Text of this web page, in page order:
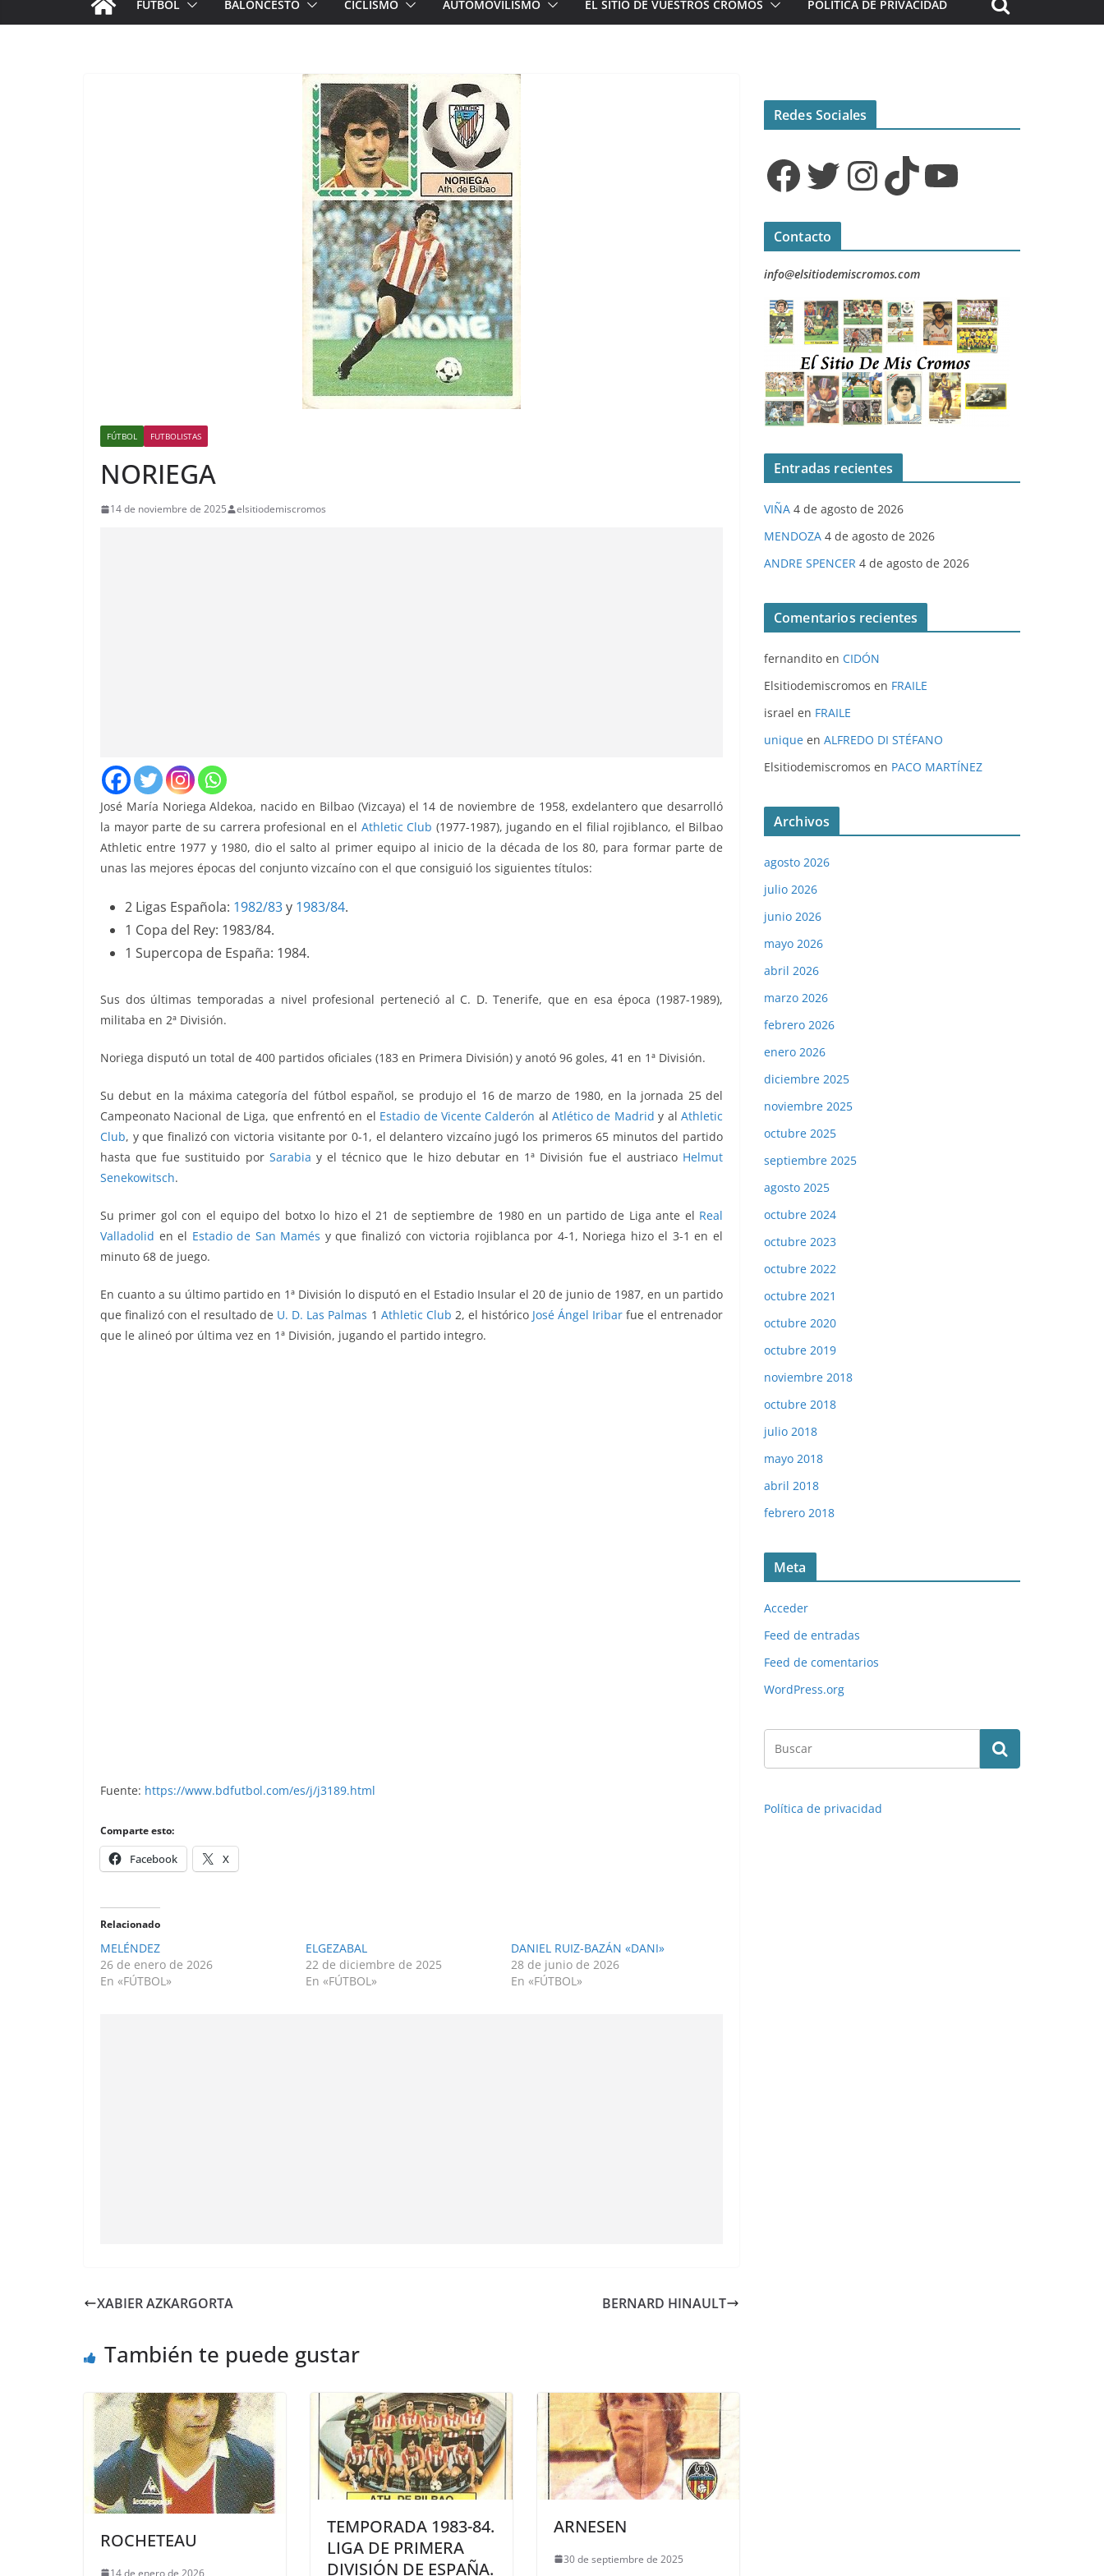
FÚTBOL BALONCESTO CICLISMO AUTOMOVILISMO EL SITIO DE VUESTROS CROMOS POLÍTICA DE PRIVACIDAD
FÚTBOL FUTBOLISTAS
NORIEGA
14 de noviembre de 2025 elsitiodemiscromos
José María Noriega Aldekoa, nacido en Bilbao (Vizcaya) el 14 de noviembre de 1958, exdelantero que desarrolló
la mayor parte de su carrera profesional en el Athletic Club (1977-1987), jugando en el filial rojiblanco, el Bilbao
Athletic entre 1977 y 1980, dio el salto al primer equipo al inicio de la década de los 80, para formar parte de
unas las mejores épocas del conjunto vizcaíno con el que consiguió los siguientes títulos:
2 Ligas Española: 1982/83y 1983/84.
1 Copa del Rey: 1983/84.
1 Supercopa de España: 1984.
Sus dos últimas temporadas a nivel profesional perteneció al C. D. Tenerife, que en esa época (1987-1989),
militaba en 2ª División.
Noriega disputó un total de 400 partidos oficiales (183 en Primera División) y anotó 96 goles, 41 en 1ª División.
Su debut en la máxima categoría del fútbol español, se produjo el 16 de marzo de 1980, en la jornada 25 del
Campeonato Nacional de Liga, que enfrentóen el Estadio de Vicente Calderón alAtlético de Madrid y alAthletic
Club, y que finalizó con victoria visitante por 0-1, el delantero vizcaíno jugó los primeros 65 minutos del partido
hasta que fue sustituido por Sarabia y el técnico que le hizo debutar en 1ª División fue el austriaco Helmut
Senekowitsch.
Su primer gol con el equipo del botxo lo hizo el 21 de septiembre de 1980 en un partido de Liga ante el Real
Valladolid en el Estadio de San Mamés y que finalizó con victoria rojiblanca por 4-1, Noriega hizo el 3-1 en el
minuto 68 de juego.
En cuanto a su último partido en 1ª División lo disputó en el Estadio Insular el 20 de junio de 1987, en un partido
que finalizó con el resultado de U. D. Las Palmas 1 Athletic Club 2, el históricoJosé Ángel Iribarfue el entrenador
que le alineó por última vez en 1ª División, jugando el partido integro.
Liga 84-85. Noriega (Ath. Bilbao). Ediciones Este.
Fuente: https://www.bdfutbol.com/es/j/j3189.html
Comparte esto:
Facebook X
Relacionado
MELÉNDEZ
26 de enero de 2026
En «FÚTBOL»
ELGEZABAL
22 de diciembre de 2025
En «FÚTBOL»
DANIEL RUIZ-BAZÁN «DANI»
28 de junio de 2026
En «FÚTBOL»
XABIER AZKARGORTA BERNARD HINAULT
También te puede gustar
ROCHETEAU
14 de enero de 2026
TEMPORADA 1983-84.
LIGA DE PRIMERA
DIVISIÓN DE ESPAÑA.
ARNESEN
30 de septiembre de 2025
Redes Sociales
Facebook Twitter InstagramTikTok YouTube
Contacto
info@elsitiodemiscromos.com
Entradas recientes
VIÑA 4 de agosto de 2026
MENDOZA 4 de agosto de 2026
ANDRE SPENCER 4 de agosto de 2026
Comentarios recientes
fernandito en CIDÓN
Elsitiodemiscromos en FRAILE
israel en FRAILE
unique en ALFREDO DI STÉFANO
Elsitiodemiscromos en PACO MARTÍNEZ
Archivos
agosto 2026
julio 2026
junio 2026
mayo 2026
abril 2026
marzo 2026
febrero 2026
enero 2026
diciembre 2025
noviembre 2025
octubre 2025
septiembre 2025
agosto 2025
octubre 2024
octubre 2023
octubre 2022
octubre 2021
octubre 2020
octubre 2019
noviembre 2018
octubre 2018
julio 2018
mayo 2018
abril 2018
febrero 2018
Meta
Acceder
Feed de entradas
Feed de comentarios
WordPress.org
Política de privacidad